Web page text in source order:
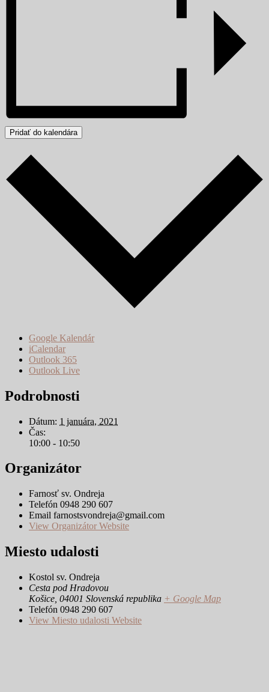
Pridať do kalendára
Google Kalendár
iCalendar
Outlook 365
Outlook Live
Podrobnosti
Dátum: 1 januára, 2021
Čas:
10:00 - 10:50
Organizátor
Farnosť sv. Ondreja
Telefón 0948 290 607
Email farnostsvondreja@gmail.com
View Organizátor Website
Miesto udalosti
Kostol sv. Ondreja
Cesta pod Hradovou
Košice 04001 Slovenská republika + Google Map
Telefón 0948 290 607
View Miesto udalosti Website